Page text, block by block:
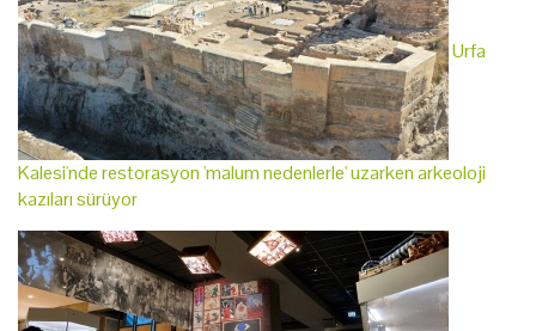
Urfa
Kalesi'nde restorasyon 'malum nedenlerle' uzarken arkeoloji
kazıları sürüyor